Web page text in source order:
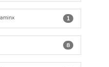
1
8